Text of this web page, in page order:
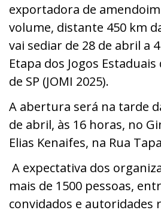
exportadora de
volume, distante 450 km
vai sediar de 28 de abril a
Etapa dos Jogos
de SP (JOMI 2025).
A abertura será na tarde
de abril, às 16 horas, no
Elias Kenaifes, na Rua
A expectativa dos
mais de 1500 pessoas,
convidados e autoridades